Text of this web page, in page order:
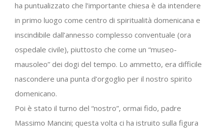
ha puntualizzato che l’importante chiesa è da intendere
in primo luogo come centro di spiritualità domenicana e
inscindibile dall’annesso complesso conventuale (ora
ospedale civile), piuttosto che come un “museo-
mausoleo” dei dogi del tempo. Lo ammetto, era difficile
nascondere una punta d’orgoglio per il nostro spirito
domenicano.
Poi è stato il turno del “nostro”, ormai fido, padre
Massimo Mancini; questa volta ci ha istruito sulla figura